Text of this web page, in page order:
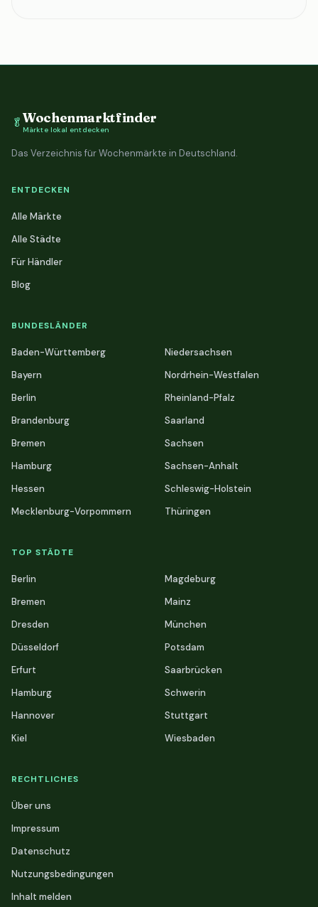
🥬Wochenmarktfinder
Märkte lokal entdecken
Das Verzeichnis für Wochenmärkte in Deutschland.
ENTDECKEN
Alle Märkte
Alle Städte
Für Händler
Blog
BUNDESLÄNDER
Baden-Württemberg
Bayern
Berlin
Brandenburg
Bremen
Hamburg
Hessen
Mecklenburg-Vorpommern
Niedersachsen
Nordrhein-Westfalen
Rheinland-Pfalz
Saarland
Sachsen
Sachsen-Anhalt
Schleswig-Holstein
Thüringen
TOP STÄDTE
Berlin
Bremen
Dresden
Düsseldorf
Erfurt
Hamburg
Hannover
Kiel
Magdeburg
Mainz
München
Potsdam
Saarbrücken
Schwerin
Stuttgart
Wiesbaden
RECHTLICHES
Über uns
Impressum
Datenschutz
Nutzungsbedingungen
Inhalt melden